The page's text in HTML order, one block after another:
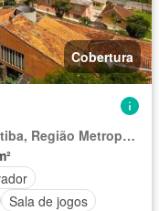
Cobertura
Região Geográfica Imediata de Curitiba, Região Metropolitana de Curitiba
Sala de jogos